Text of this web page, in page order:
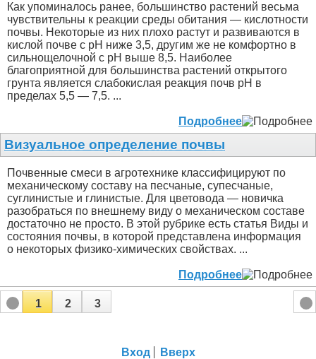
Как упоминалось ранее, большинство растений весьма
чувствительны к реакции среды обитания — кислотности
почвы. Некоторые из них плохо растут и развиваются в
кислой почве с рН ниже 3,5, другим же не комфортно в
сильнощелочной с рН выше 8,5. Наиболее
благоприятной для большинства растений открытого
грунта является слабокислая реакция почв рН в
пределах 5,5 — 7,5. ...
Подробнее
Визуальное определение почвы
Почвенные смеси в агротехнике классифицируют по
механическому составу на песчаные, супесчаные,
суглинистые и глинистые. Для цветовода — новичка
разобраться по внешнему виду о механическом составе
достаточно не просто. В этой рубрике есть статья Виды и
состояния почвы, в которой представлена информация
о некоторых физико-химических свойствах. ...
Подробнее
1 2 3
Вход Вверх